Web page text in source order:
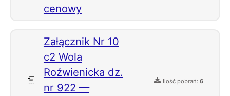
cenowy
Załącznik Nr 10
c2 Wola
Roźwienicka dz.
nr 922 —
Ilość pobrań: 6